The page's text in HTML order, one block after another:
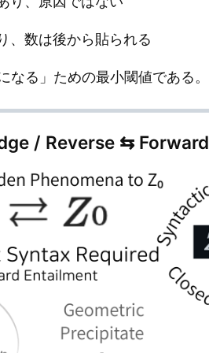
、数は後から貼られる
なる」ための最小閾値である。
/ Reverse ⇆ Forward